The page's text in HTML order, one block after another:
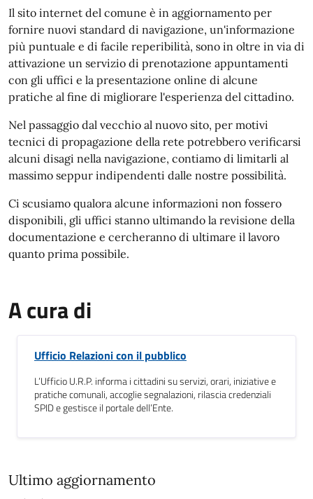
Descrizione
Il sito internet del comune è in aggiornamento per
fornire nuovi standard di navigazione, un'informazione
più puntuale e di facile reperibilità, sono in oltre in via di
attivazione un servizio di prenotazione appuntamenti
con gli uffici e la presentazione online di alcune
pratiche al fine di migliorare l'esperienza del cittadino.
Nel passaggio dal vecchio al nuovo sito, per motivi
tecnici di propagazione della rete potrebbero verificarsi
alcuni disagi nella navigazione, contiamo di limitarli al
massimo seppur indipendenti dalle nostre possibilità.
Ci scusiamo qualora alcune informazioni non fossero
disponibili, gli uffici stanno ultimando la revisione della
documentazione e cercheranno di ultimare il lavoro
quanto prima possibile.
A cura di
Ufficio Relazioni con il pubblico
L’Ufficio U.R.P. informa i cittadini su servizi, orari, iniziative e
pratiche comunali, accoglie segnalazioni, rilascia credenziali
SPID e gestisce il portale dell’Ente.
Ultimo aggiornamento